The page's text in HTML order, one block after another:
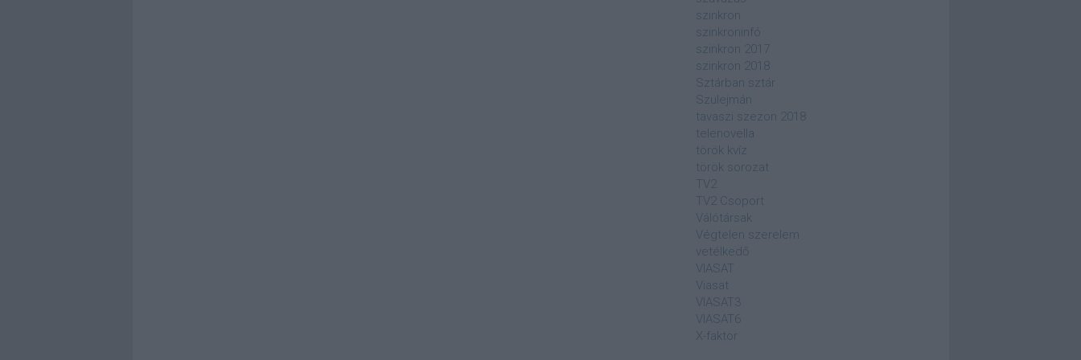
szinkron
szinkroninfó
szinkron 2017
szinkron 2018
Sztárban sztár
Szulejmán
tavaszi szezon 2018
telenovella
török kvíz
török sorozat
TV2
TV2 Csoport
Válótársak
Végtelen szerelem
vetélkedő
VIASAT
Viasat
VIASAT3
VIASAT6
X-faktor